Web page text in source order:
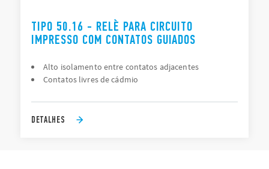
TIPO 50.16 - RELÈ PARA CIRCUITO
IMPRESSO COM CONTATOS GUIADOS
Alto isolamento entre contatos adjacentes
Contatos livres de cádmio
DETALHES